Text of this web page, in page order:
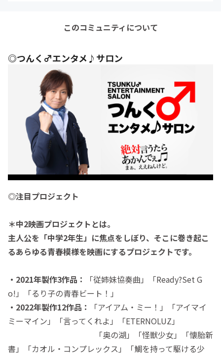
このコミュニティについて
◎つんく♂エンタメ♪サロン
◎注目プロジェクト
＊中2映画プロジェクトとは。
主人公を「中学2年生」に焦点をしぼり、そこに巻き起こ
るあらゆる青春模様を映画にするプロジェクトです。
・2021年製作3作品：
「従姉妹協奏曲」「Ready?Set G
o!」「るり子の青春ビート！」
・2022年製作12作品：
「アイアム・ミー！」「アイマイ
ミーマイン」「言ってくれよ」「ETERNOLUZ」
「奥の湖」「怪獣少女」「懐胎新
書」「カオル・コンプレックス」「鯛を持って駆ける少